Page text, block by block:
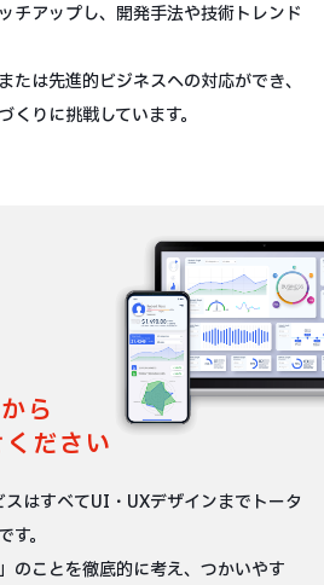
チアップし、開発手法や技術トレンド
たは先進的ビジネスへの対応ができ、
りに挑戦しています。
ら
ださい
はすべてUI・UXデザインまでトータ
。
のことを徹底的に考え、つかいやす